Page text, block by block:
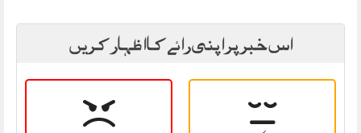
اس خبر پر اپنی رائے کا اظہار کریں